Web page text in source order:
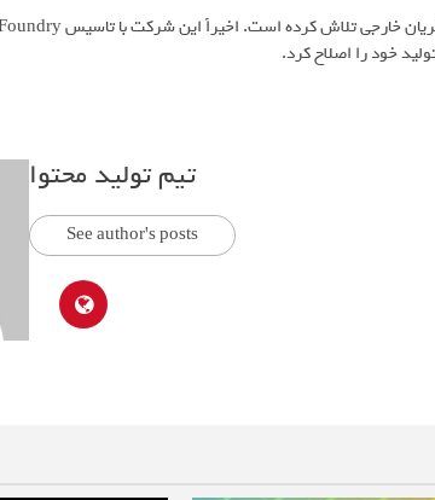
خود را اصلاح کرد.
تیم تولید محتوا
See author's posts